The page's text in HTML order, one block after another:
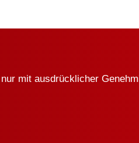
mit ausdrücklicher